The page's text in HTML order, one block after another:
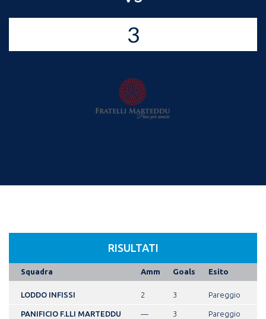
3
RISULTATI
Squadra Amm Goals Esito
LODDO INFISSI 2 3 Pareggio
PANIFICIO F.LLI MARTEDDU — 3 Pareggio